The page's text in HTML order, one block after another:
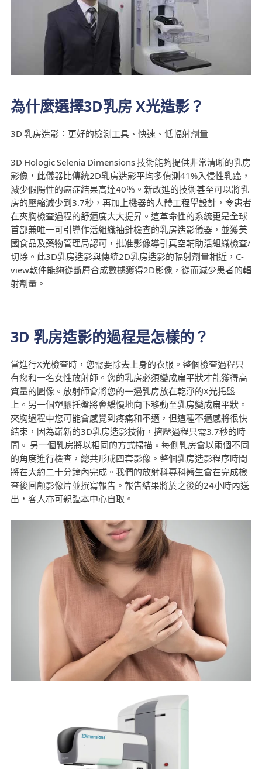
為什麼選擇3D乳房 X光造影？
3D 乳房造影︰更好的檢測工具、快速、低輻射劑量
3D Hologic Selenia Dimensions 技術能夠提供非常清晰的乳房
影像，此儀器比傳統2D乳房造影平均多偵測41%入侵性乳癌，
減少假陽性的癌症結果高達40％。新改進的技術甚至可以將乳
房的壓縮減少到3.7秒，再加上機器的人體工程學設計，令患者
在夾胸檢查過程的舒適度大大提昇。這革命性的系統更是全球
首部兼唯一可引導作活組織抽針檢查的乳房造影儀器，並獲美
國食品及藥物管理局認可，批准影像導引真空輔助活組織檢查/
切除。此3D乳房造影與傳統2D乳房造影的輻射劑量相近，C-
view軟件能夠從斷層合成數據獲得2D影像，從而減少患者的輻
射劑量。
3D 乳房造影的過程是怎樣的？
當進行X光檢查時，您需要除去上身的衣服。整個檢查過程只
有您和一名女性放射師。您的乳房必須變成扁平狀才能獲得高
質量的圖像。放射師會將您的一邊乳房放在乾淨的X光托盤
上。另一個塑膠托盤將會緩慢地向下移動至乳房變成扁平狀。
夾胸過程中您可能會感覺到疼痛和不適，但這種不適感將很快
結束，因為嶄新的3D乳房造影技術，擠壓過程只需3.7秒的時
間。 另一個乳房將以相同的方式掃描。每側乳房會以兩個不同
的角度進行檢查，總共形成四套影像。整個乳房造影程序時間
將在大約二十分鐘內完成。我們的放射科專科醫生會在完成檢
查後回顧影像片並撰寫報告。報告結果將於之後的24小時內送
出，客人亦可親臨本中心自取。